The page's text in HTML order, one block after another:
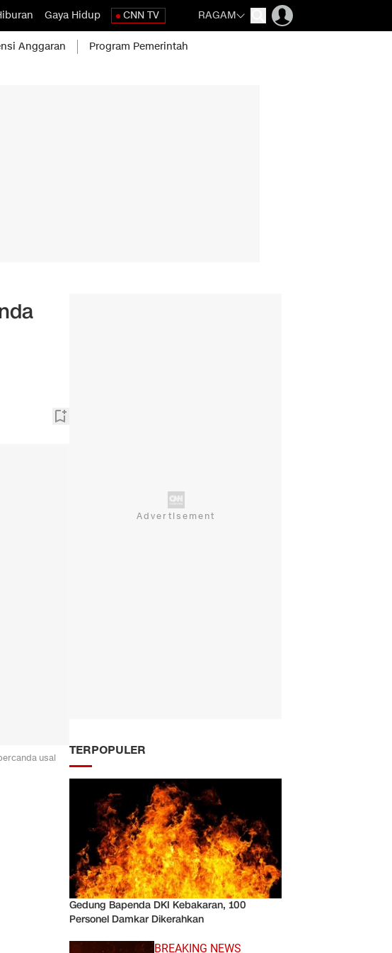
Gaya Hidup CNN TV RAGAM
Anggaran Program Pemerintah
usai
TERPOPULER
Gedung Bapenda DKI Kebakaran, 100
Personel Damkar Dikerahkan
BREAKING NEWS